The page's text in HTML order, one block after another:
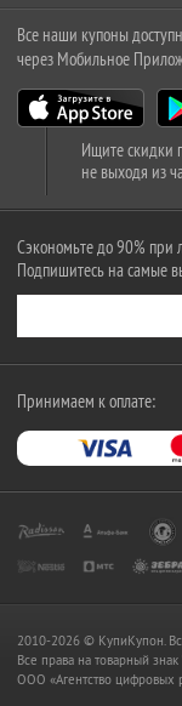
Все наши купоны
через Мобильное
Ищите скидки
не выходя из
Сэкономьте до 90% при
Подпишитесь на самые
Принимаем к оплате:
2010-2026 © КупиКупон.
Все права на товарный
OOO «Агентство